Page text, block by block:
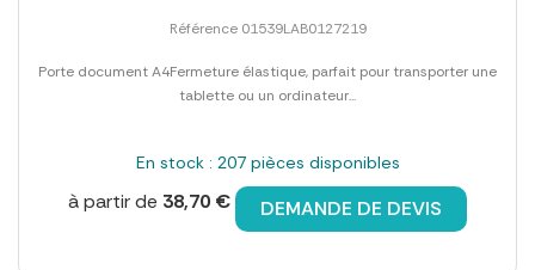
Référence 01539LAB0127219
Porte document A4Fermeture élastique, parfait pour transporter une
tablette ou un ordinateur...
En stock : 207 pièces disponibles
à partir de 38,70 € DEMANDE DE DEVIS